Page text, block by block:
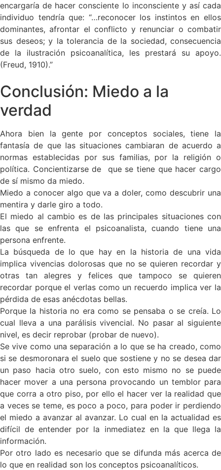
encargaría de hacer consciente lo inconsciente y así cada
individuo tendría que: “…reconocer los instintos en ellos
dominantes, afrontar el conflicto y renunciar o combatir
sus deseos; y la tolerancia de la sociedad, consecuencia
de la ilustración psicoanalítica, les prestará su apoyo.
(Freud, 1910).”
Conclusión: Miedo a la
verdad
Ahora bien la gente por conceptos sociales, tiene la
fantasía de que las situaciones cambiaran de acuerdo a
normas establecidas por sus familias, por la religión o
política. Concientizarse de que se tiene que hacer cargo
de sí mismo da miedo.
Miedo a conocer algo que va a doler, como descubrir una
mentira y darle giro a todo.
El miedo al cambio es de las principales situaciones con
las que se enfrenta el psicoanalista, cuando tiene una
persona enfrente.
La búsqueda de lo que hay en la historia de una vida
implica vivencias dolorosas que no se quieren recordar y
otras tan alegres y felices que tampoco se quieren
recordar porque el verlas como un recuerdo implica ver la
pérdida de esas anécdotas bellas.
Porque la historia no era como se pensaba o se creía. Lo
cual lleva a una parálisis vivencial. No pasar al siguiente
nivel, es decir reprobar (probar de nuevo).
Se vive como una separación a lo que se ha creado, como
si se desmoronara el suelo que sostiene y no se desea dar
un paso hacia otro suelo, con esto mismo no se puede
hacer mover a una persona provocando un temblor para
que corra a otro piso, por ello el hacer ver la realidad que
a veces se teme, es poco a poco, para poder ir perdiendo
el miedo a avanzar al avanzar. Lo cual en la actualidad es
difícil de entender por la inmediatez en la que llega la
información.
Por otro lado es necesario que se difunda más acerca de
lo que en realidad son los conceptos psicoanalíticos.